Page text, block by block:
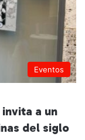
Eventos
a un
del siglo